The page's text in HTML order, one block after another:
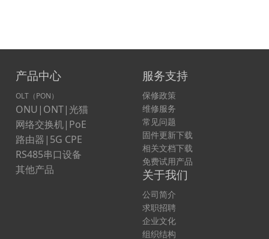
产品中心
OLT（PON）
ONU|ONT|光猫
网络交换机|PoE
路由器|5G CPE
RS485串口设备
其他产品
服务支持
保修政策
维修服务
常见问题
固件更新下载
相关文档下载
免费试用产品
关于我们
公司简介
求职招聘
企业文化
组织结构